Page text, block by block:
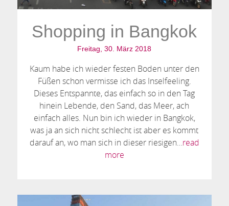
Shopping in Bangkok
Freitag, 30. März 2018
Kaum habe ich wieder festen Boden unter den
Füßen schon vermisse ich das Inselfeeling.
Dieses Entspannte, das einfach so in den Tag
hinein Lebende, den Sand, das Meer, ach
einfach alles. Nun bin ich wieder in Bangkok,
was ja an sich nicht schlecht ist aber es kommt
darauf an, wo man sich in dieser riesigen…read
more